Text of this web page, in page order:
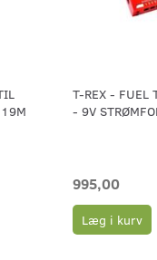
T-REX - FUEL
- 9V
995,00
Læg i kurv